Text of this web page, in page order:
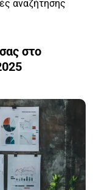
αναζήτησης
στο